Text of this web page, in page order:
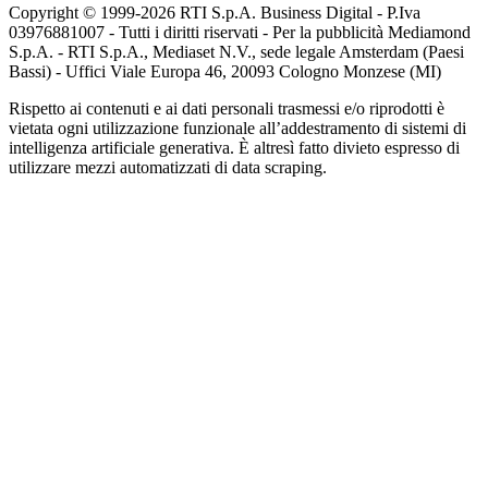
Copyright © 1999-2026 RTI S.p.A. Business Digital - P.Iva
03976881007 - Tutti i diritti riservati - Per la pubblicità Mediamond
S.p.A. - RTI S.p.A., Mediaset N.V., sede legale Amsterdam (Paesi
Bassi) - Uffici Viale Europa 46, 20093 Cologno Monzese (MI)
Rispetto ai contenuti e ai dati personali trasmessi e/o riprodotti è
vietata ogni utilizzazione funzionale all’addestramento di sistemi di
intelligenza artificiale generativa. È altresì fatto divieto espresso di
utilizzare mezzi automatizzati di data scraping.